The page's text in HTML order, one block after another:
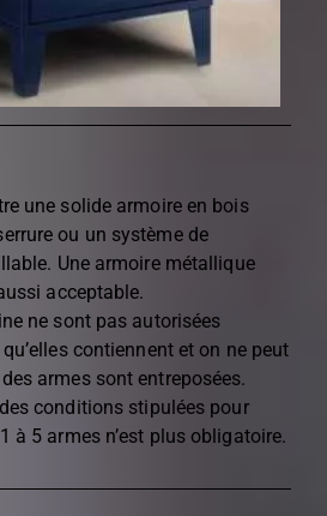
une solide armoire en bois
ou un système de
Une armoire métallique
acceptable.
ne sont pas autorisées
contiennent et on ne peut
armes sont entreposées.
conditions stipulées pour
à 5 armes n’est plus obligatoire.